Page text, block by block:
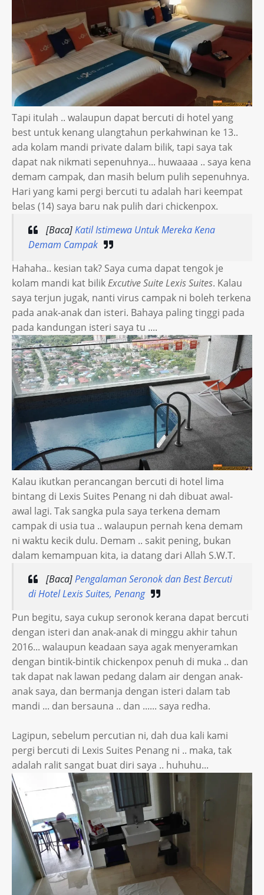
Tapi itulah .. walaupun dapat bercuti di hotel yang
best untuk kenang ulangtahun perkahwinan ke 13..
ada kolam mandi private dalam bilik, tapi saya tak
dapat nak nikmati sepenuhnya... huwaaaa .. saya kena
demam campak, dan masih belum pulih sepenuhnya.
Hari yang kami pergi bercuti tu adalah hari keempat
belas (14) saya baru nak pulih dari chickenpox.
[Baca]Katil Istimewa Untuk Mereka Kena
Demam Campak
Hahaha.. kesian tak? Saya cuma dapat tengok je
kolam mandi kat bilikExcutive Suite Lexis Suites. Kalau
saya terjun jugak, nanti virus campak ni boleh terkena
pada anak-anak dan isteri. Bahaya paling tinggi pada
pada kandungan isteri saya tu ....
Kalau ikutkan perancangan bercuti di hotel lima
bintang di Lexis Suites Penang ni dah dibuat awal-
awal lagi. Tak sangka pula saya terkena demam
campak di usia tua .. walaupun pernah kena demam
ni waktu kecik dulu. Demam .. sakit pening, bukan
dalam kemampuan kita, ia datang dari Allah S.W.T.
[Baca]Pengalaman Seronok dan Best Bercuti
di Hotel Lexis Suites, Penang
Pun begitu, saya cukup seronok kerana dapat bercuti
dengan isteri dan anak-anak di minggu akhir tahun
2016... walaupun keadaan saya agak menyeramkan
dengan bintik-bintik chickenpox penuh di muka .. dan
tak dapat nak lawan pedang dalam air dengan anak-
anak saya, dan bermanja dengan isteri dalam tab
mandi ... dan bersauna .. dan ...... saya redha.
Lagipun, sebelum percutian ni, dah dua kali kami
pergi bercuti di Lexis Suites Penang ni .. maka, tak
adalah ralit sangat buat diri saya .. huhuhu...